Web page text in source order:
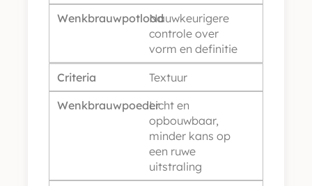
WenkbrauwpotloodNauwkeurigere
controle over
vorm en definitie
Criteria
Textuur
WenkbrauwpoederLicht en
opbouwbaar,
minder kans op
een ruwe
uitstraling